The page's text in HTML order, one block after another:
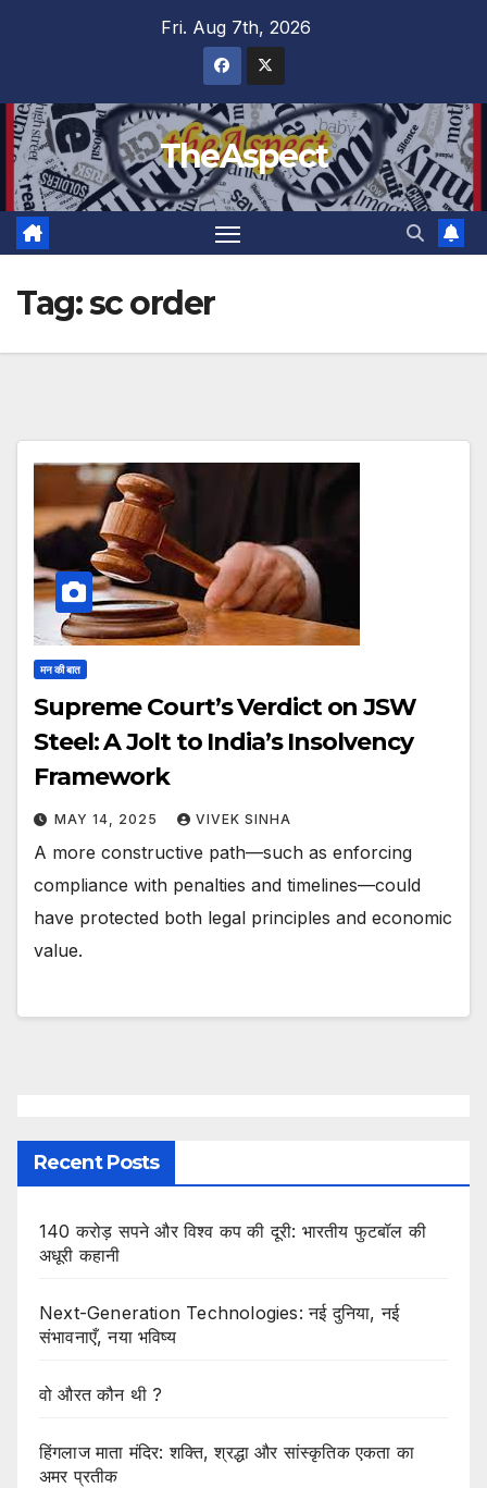
Fri. Aug 7th, 2026
TheAspect
Tag:sc order
मन की बात
Supreme Court’s Verdict on JSW
Steel: A Jolt to India’s Insolvency
Framework
MAY 14, 2025 VIVEK SINHA
A more constructive path—such as enforcing
compliance with penalties and timelines—could
have protected both legal principles and economic
value.
Recent Posts
140 करोड़ सपने और विश्व कप की दूरी: भारतीय फुटबॉल की
अधूरी कहानी
Next-Generation Technologies: नई दुनिया, नई
संभावनाएँ, नया भविष्य
वो औरत कौन थी ?
हिंगलाज माता मंदिर: शक्ति, श्रद्धा और सांस्कृतिक एकता का
अमर प्रतीक